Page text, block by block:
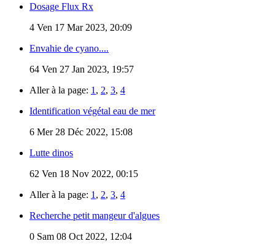
Dosage Flux Rx
4 Ven 17 Mar 2023, 20:09
Envahie de cyano....
64 Ven 27 Jan 2023, 19:57
Aller à la page: 1 , 2, 3, 4
Identification végétal eau de mer
6 Mer 28 Déc 2022, 15:08
Lutte dinos
62 Ven 18 Nov 2022, 00:15
Aller à la page: 1 , 2, 3, 4
Recherche petit mangeur d'algues
0 Sam 08 Oct 2022, 12:04